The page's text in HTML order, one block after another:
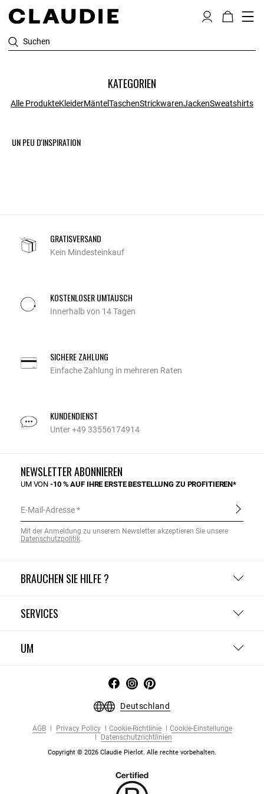
Suchen
KATEGORIEN
Alle ProdukteKleiderMäntelTaschenStrickwarenJackenSweatshirts
UN PEU D'INSPIRATION
GRATISVERSAND
Kein Mindesteinkauf
KOSTENLOSER UMTAUSCH
Innerhalb von 14 Tagen
SICHERE ZAHLUNG
Einfache Zahlung in mehreren Raten
KUNDENDIENST
Unter +49 33556174914
BRAUCHEN SIE HILFE ?
SERVICES
UM
NEWSLETTER ABONNIEREN
UM VON-10 % AUF IHRE ERSTE BESTELLUNG ZU PROFITIEREN*
E-Mail-Adresse
Mit der Anmeldung zu unserem Newsletter akzeptieren Sie unsere
Datenschutzpolitik.
Deutschland
AGB Privacy Policy Cookie-Richtlinie
Cookie-Einstellunge
Datenschutzrichtlinien
Copyright © 2026 Claudie Pierlot. Alle rechte vorbehalten.